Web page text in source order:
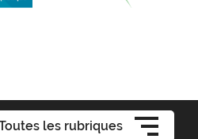
les rubriques